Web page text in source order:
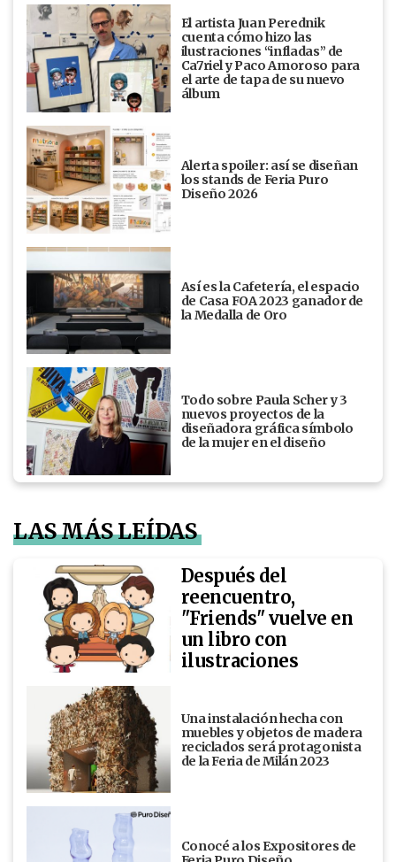
El artista Juan Perednik
cuenta cómo hizo las
ilustraciones “infladas” de
Ca7riel y Paco Amoroso para
el arte de tapa de su nuevo
álbum
Alerta spoiler: así se diseñan
los stands de Feria Puro
Diseño 2026
Así es la Cafetería, el espacio
de Casa FOA 2023 ganador de
la Medalla de Oro
Todo sobre Paula Scher y 3
nuevos proyectos de la
diseñadora gráfica símbolo
de la mujer en el diseño
LAS MÁS LEÍDAS
Después del
reencuentro,
"Friends" vuelve en
un libro con
ilustraciones
Una instalación hecha con
muebles y objetos de madera
reciclados será protagonista
de la Feria de Milán 2023
Conocé a los Expositores de